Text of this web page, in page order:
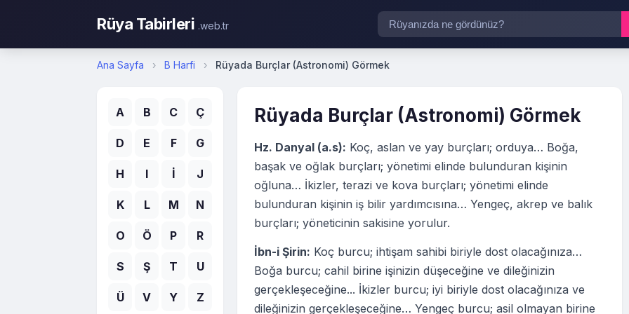
Rüya Tabirleri .web.tr
Ana Sayfa › B Harfi › Rüyada Burçlar (Astronomi) Görmek
A B C Ç
D E F G
H I İ J
K L M N
O Ö P R
S Ş T U
Ü V Y Z
Rüyada Burçlar (Astronomi) Görmek
Hz. Danyal (a.s): Koç, aslan ve yay burçları; orduya… Boğa,
başak ve oğlak burçları; yönetimi elinde bulunduran kişinin
oğluna… İkizler, terazi ve kova burçları; yönetimi elinde
bulunduran kişinin iş bilir yardımcısına… Yengeç, akrep ve balık
burçları; yöneticinin sakisine yorulur.
İbn-i Şirin: Koç burcu; ihtişam sahibi biriyle dost olacağınıza…
Boğa burcu; cahil birine işinizin düşeceğine ve dileğinizin
gerçekleşeceğine... İkizler burcu; iyi biriyle dost olacağınıza ve
dileğinizin gerçekleşeceğine… Yengeç burcu; asil olmayan birine